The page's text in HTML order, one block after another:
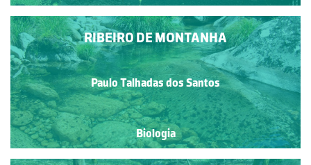
RIBEIRO DE MONTANHA
Paulo Talhadas dos Santos
Biologia